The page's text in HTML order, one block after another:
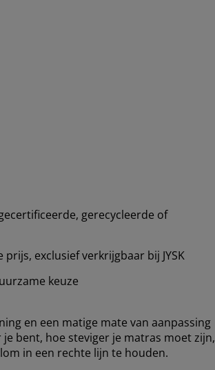
gerecycleerde of
exclusief verkrijgbaar bij JYSK
keuze
en een matige mate van aanpassing
bent, hoe steviger je matras moet zijn,
in een rechte lijn te houden.